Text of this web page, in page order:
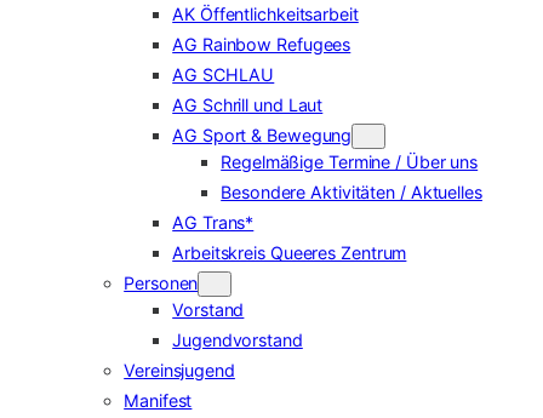
AK Öffentlichkeitsarbeit
AG Rainbow Refugees
AG SCHLAU
AG Schrill und Laut
AG Sport & Bewegung
Regelmäßige Termine / Über uns
Besondere Aktivitäten / Aktuelles
AG Trans*
Arbeitskreis Queeres Zentrum
Personen
Vorstand
Jugendvorstand
Vereinsjugend
Manifest